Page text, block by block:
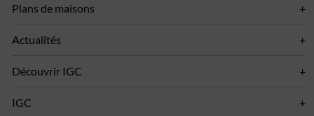
Plans de maisons
Actualités
Découvrir IGC
IGC